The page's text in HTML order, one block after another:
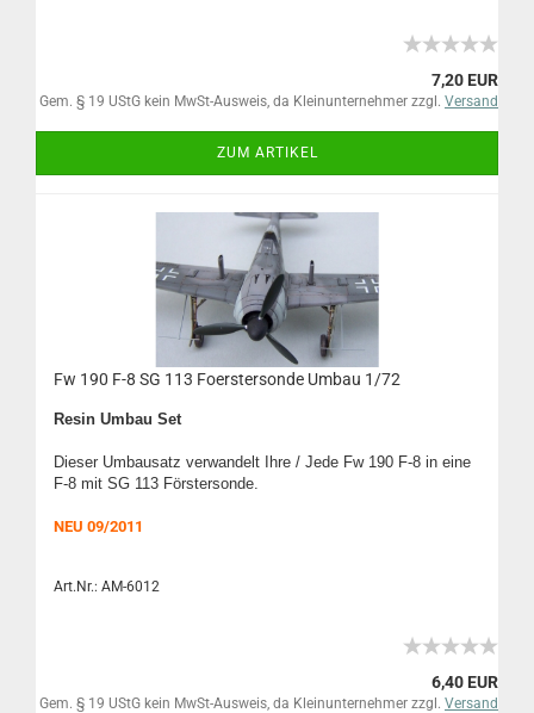
7,20 EUR
Gem. § 19 UStG kein MwSt-Ausweis, da Kleinunternehmer zzgl. Versand
ZUM ARTIKEL
Fw 190 F-8 SG 113 Foerstersonde Umbau 1/72
Resin Umbau Set
Dieser Umbausatz verwandelt Ihre / Jede Fw 190 F-8 in eine
F-8 mit SG 113 Förstersonde.
NEU 09/2011
Art.Nr.: AM-6012
6,40 EUR
Gem. § 19 UStG kein MwSt-Ausweis, da Kleinunternehmer zzgl. Versand